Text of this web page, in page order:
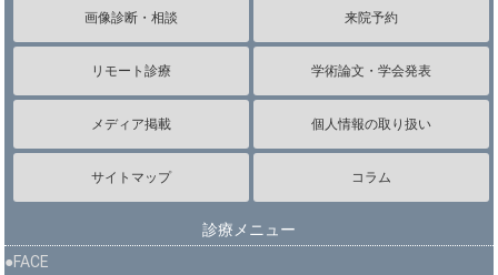
画像診断・相談 来院予約
リモート診療 学術論文・学会発表
メディア掲載 個人情報の取り扱い
サイトマップ コラム
診療メニュー
●FACE